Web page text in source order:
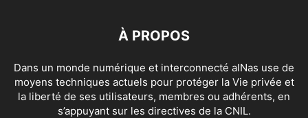
À PROPOS
Dans un monde numérique et interconnecté alNas use de
moyens techniques actuels pour protéger la Vie privée et
la liberté de ses utilisateurs, membres ou adhérents, en
s’appuyant sur les directives de la CNIL.